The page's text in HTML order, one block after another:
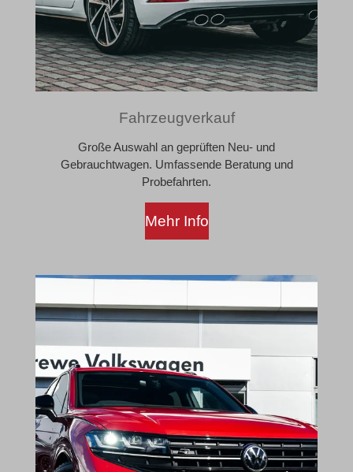
Fahrzeugverkauf
Große Auswahl an geprüften Neu- und
Gebrauchtwagen. Umfassende Beratung und
Probefahrten.
Mehr Info